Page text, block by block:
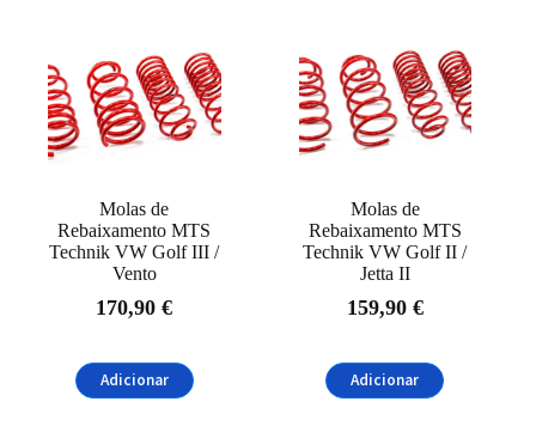
Molas de
Rebaixamento MTS
Technik VW Golf III /
Vento
170,90€
Adicionar
Molas de
Rebaixamento MTS
Technik VW Golf II /
Jetta II
159,90 €
Adicionar